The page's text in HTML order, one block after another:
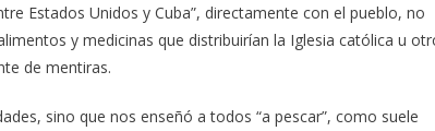
Estados Unidos y Cuba”, directamente con el pueblo, no
y medicinas que distribuirían la Iglesia católica u
de mentiras.
sino que nos enseñó a todos “a pescar”, como suele